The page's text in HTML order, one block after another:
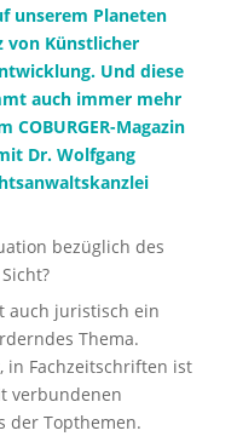
unserem Planeten
von Künstlicher
Und diese
auch immer mehr
COBURGER-Magazin
Dr. Wolfgang
bezüglich des
auch juristisch ein
Thema.
in Fachzeitschriften ist
verbundenen
der Topthemen.